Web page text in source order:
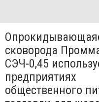
сковорода
СЭЧ-0,45
предприятиях
общественного